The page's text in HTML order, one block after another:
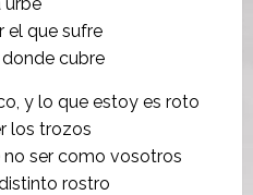
el que sufre
cubre
y lo que estoy es roto
los trozos
ser como vosotros
rostro